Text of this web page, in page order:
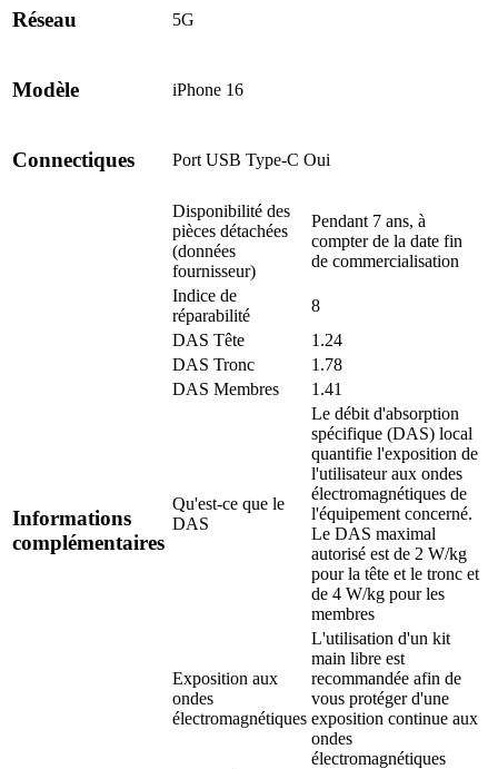
Réseau 5G
Modèle iPhone 16
Connectiques Port USB Type-C Oui
Informations
complémentaires
Disponibilité des
pièces détachées
(données
fournisseur)
Pendant 7 ans, à
compter de la date fin
de commercialisation
Indice de
réparabilité
8
DAS Tête
1.24
DAS Tronc
1.78
DAS Membres
1.41
Qu'est-ce que le
DAS
Le débit d'absorption
spécifique (DAS) local
quantifie l'exposition de
l'utilisateur aux ondes
électromagnétiques de
l'équipement concerné.
Le DAS maximal
autorisé est de 2 W/kg
pour la tête et le tronc et
de 4 W/kg pour les
membres
Exposition aux
ondes
électromagnétiques
L'utilisation d'un kit
main libre est
recommandée afin de
vous protéger d'une
exposition continue aux
ondes
électromagnétiques